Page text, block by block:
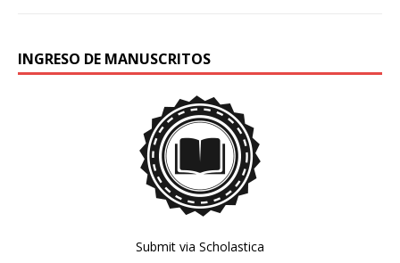
INGRESO DE MANUSCRITOS
Submit via Scholastica